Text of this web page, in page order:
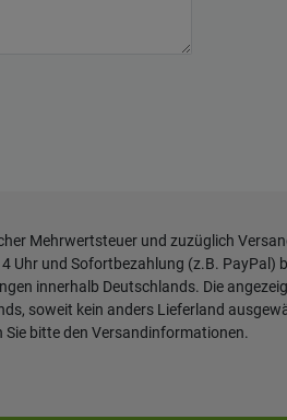
Mehrwertsteuer und zuzüglich
Uhr und Sofortbezahlung (z.B. PayPal)
innerhalb Deutschlands. Die
soweit kein anders Lieferland
bitte den Versandinformationen.